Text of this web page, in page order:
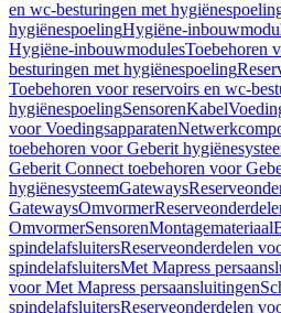
en wc-besturingen met
hygiënespoelingHygiëne-
Hygiëne-inbouwmodulesToebehoren
besturingen met hygiënespoeling
Toebehoren voor reservoirs en wc-
hygiënespoelingSensorenKabel
voor Voedingsapparaten
toebehoren voor Geberit
Geberit Connect toebehoren voor
hygiënesysteemGateways
GatewaysOmvormer
OmvormerSensorenMontagemateriaal
spindelafsluitersReserveonderdelen
spindelafsluitersMet Mapress
voor Met Mapress persaansluitingen
spindelafsluitersReserveonderdelen